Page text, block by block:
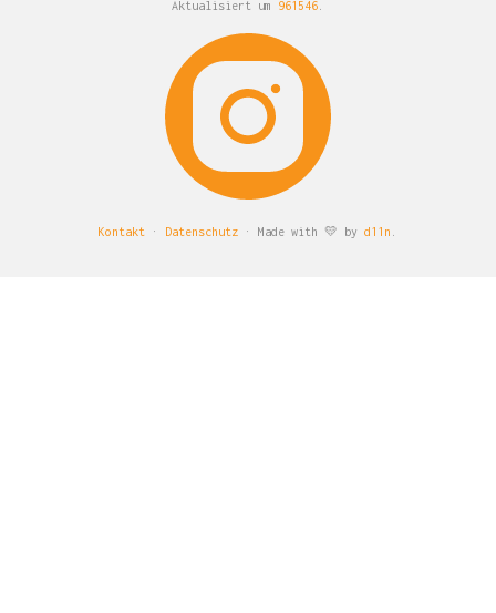
Aktualisiert um 961546.
Kontakt · Datenschutz · Made with 💛 by d11n .